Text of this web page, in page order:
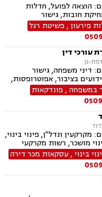
הוצאה לפועל, חדלות
חובות, גישור
פירעון, פשיטת רגל
עורכי דין
דיני משפחה, גישור
בציבור, אפוטרופסות,
החזקת ילדים, גירושין,
אזרחיים, חוק הנוער,
אישי, תיאום הורי, חטיפת
ניכור הורי, עסקאות
ייפוי כוח מתמשך
במשפחה , פונדקאות
ונדל"ן, פינוי בינוי,
מושכר, רשות מקרקעי
וצוואות, ייפוי כוח
(יד ראשונה), חוזים,
בינוי,עסקאות מכר דירה